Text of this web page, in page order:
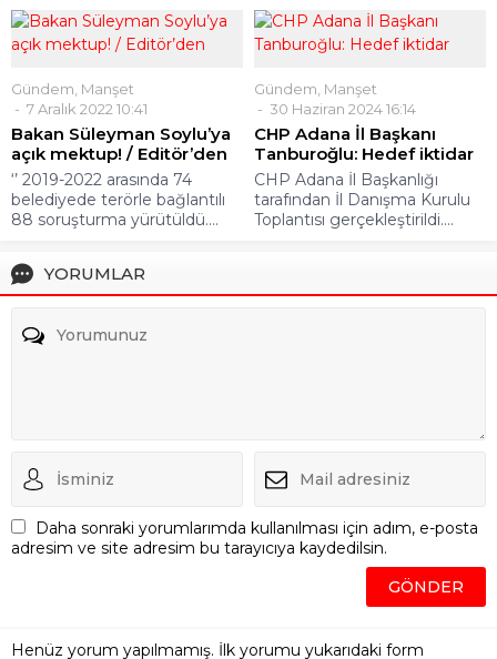
Gündem Manşet
7 Aralık 2022 10:41
Bakan Süleyman Soylu’ya
açık mektup! / Editör’den
‘’ 2019-2022 arasında 74
belediyede terörle bağlantılı
88 soruşturma yürütüldü....
Gündem Manşet
30 Haziran 2024 16:14
CHP Adana İl Başkanı
Tanburoğlu: Hedef iktidar
CHP Adana İl Başkanlığı
tarafından İl Danışma Kurulu
Toplantısı gerçekleştirildi....
YORUMLAR
Daha sonraki yorumlarımda kullanılması için adım, e-posta
adresim ve site adresim bu tarayıcıya kaydedilsin.
Henüz yorum yapılmamış. İlk yorumu yukarıdaki form